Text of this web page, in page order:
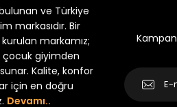
ve Türkiye
markasıdır. Bir
markamız;
çocuk giyimden
Kalite, konfor
için en doğru
Devamı..